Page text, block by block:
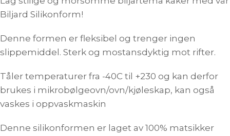
Biljard Silikonform!
Denne formen er fleksibel og trenger ingen
slippemiddel. Sterk og mostansdyktig mot rifter.
Tåler temperaturer fra -40C til +230 og kan derfor
brukes i mikrobølgeovn/ovn/kjøleskap, kan også
vaskes i oppvaskmaskin
Denne silikonformen er laget av 100% matsikker